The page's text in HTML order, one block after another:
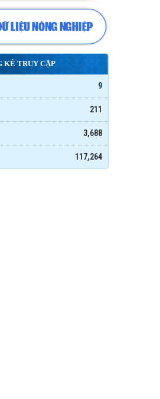
KÊ TRUY CẬP
9
211
3,688
117,264